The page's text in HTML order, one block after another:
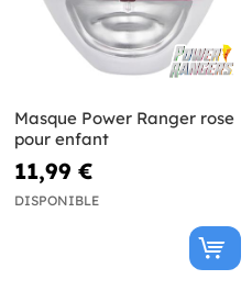
Masque Power Ranger rose
pour enfant
11,99 €
DISPONIBLE